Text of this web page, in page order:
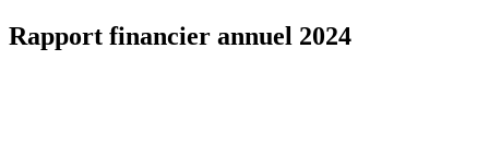
Rapport financier annuel 2024